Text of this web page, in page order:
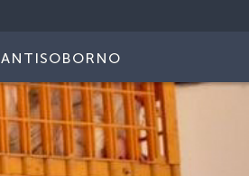
ANTISOBORNO